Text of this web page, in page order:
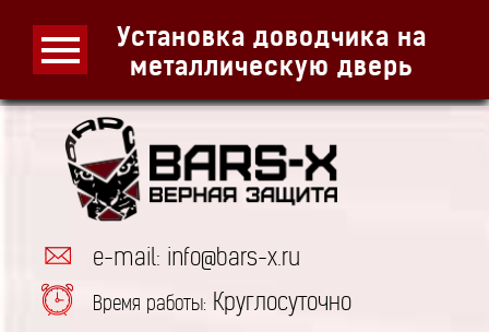
Установка доводчика на
металлическую дверь
e-mail: info@bars-x.ru
Время работы: Круглосуточно